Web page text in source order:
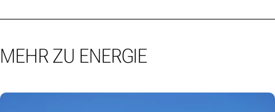
MEHR ZU ENERGIE